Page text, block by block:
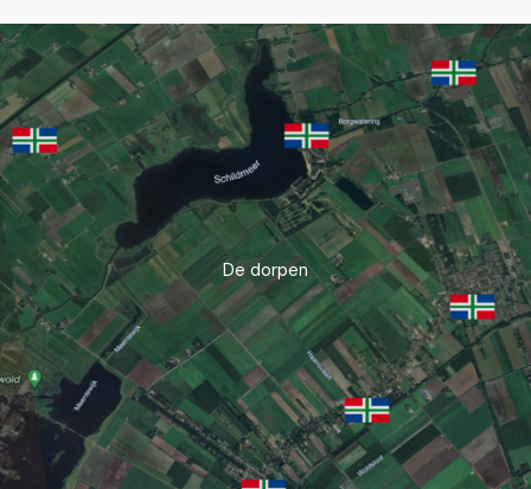
De dorpen